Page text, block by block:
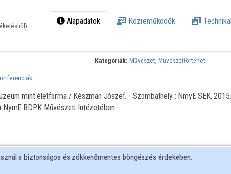
Alapadatok Közreműködők
Kategóriák: Művészet,Művészettörténet
mint életforma / Készman Jószef. - Szombathely : NmyE SEK, 2015.
NymE BDPK Művészeti Intézetében
a biztonságos és zökkenőmentes böngészés érdekében.